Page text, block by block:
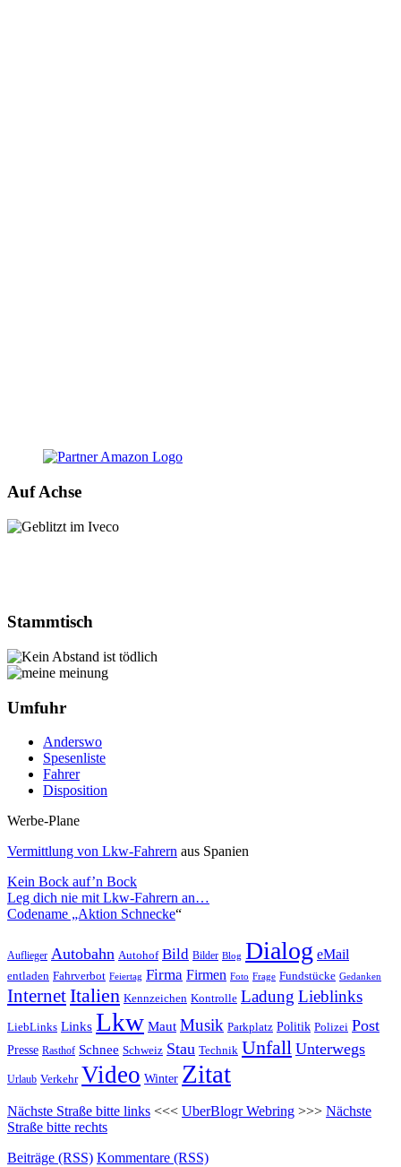
Auf Achse
Stammtisch
Umfuhr
Anderswo
Spesenliste
Fahrer
Disposition
Werbe-Plane
Vermittlung von Lkw-Fahrern aus Spanien
Kein Bock auf’n Bock
Leg dich nie mit Lkw-Fahrern an…
Codename „Aktion Schnecke“
Auflieger Autobahn Autohof Bild Bilder Blog Dialog eMail
entladen Fahrverbot Feiertag Firma Firmen Foto Frage Fundstücke Gedanken
InternetItalien Kennzeichen Kontrolle Ladung Lieblinks
LiebLinks Links Lkw Maut Musik Parkplatz Politik Polizei Post
Presse Rasthof Schnee Schweiz Stau Technik Unfall Unterwegs
Urlaub Verkehr Video Winter Zitat
Nächste Straße bitte links <<< UberBlogr Webring >>> Nächste
Straße bitte rechts
Beiträge (RSS) Kommentare (RSS)